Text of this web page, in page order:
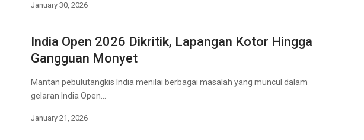
January 30, 2026
India Open 2026 Dikritik, Lapangan Kotor Hingga
Gangguan Monyet
Mantan pebulutangkis India menilai berbagai masalah yang muncul dalam
gelaran India Open…
January 21, 2026